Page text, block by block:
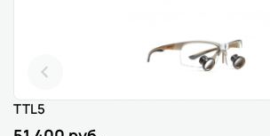
TTL5